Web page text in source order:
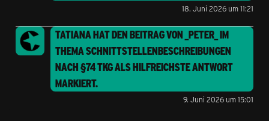
18. Juni 2026 um 11:21
TATIANAHAT DEN BEITRAG VON _PETER_ IM
THEMASCHNITTSTELLENBESCHREIBUNGEN
NACH §74 TKGALS HILFREICHSTE ANTWORT
MARKIERT.
9. Juni 2026 um 15:01